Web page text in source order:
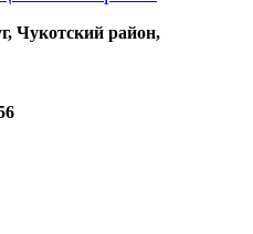
Чукотский район,